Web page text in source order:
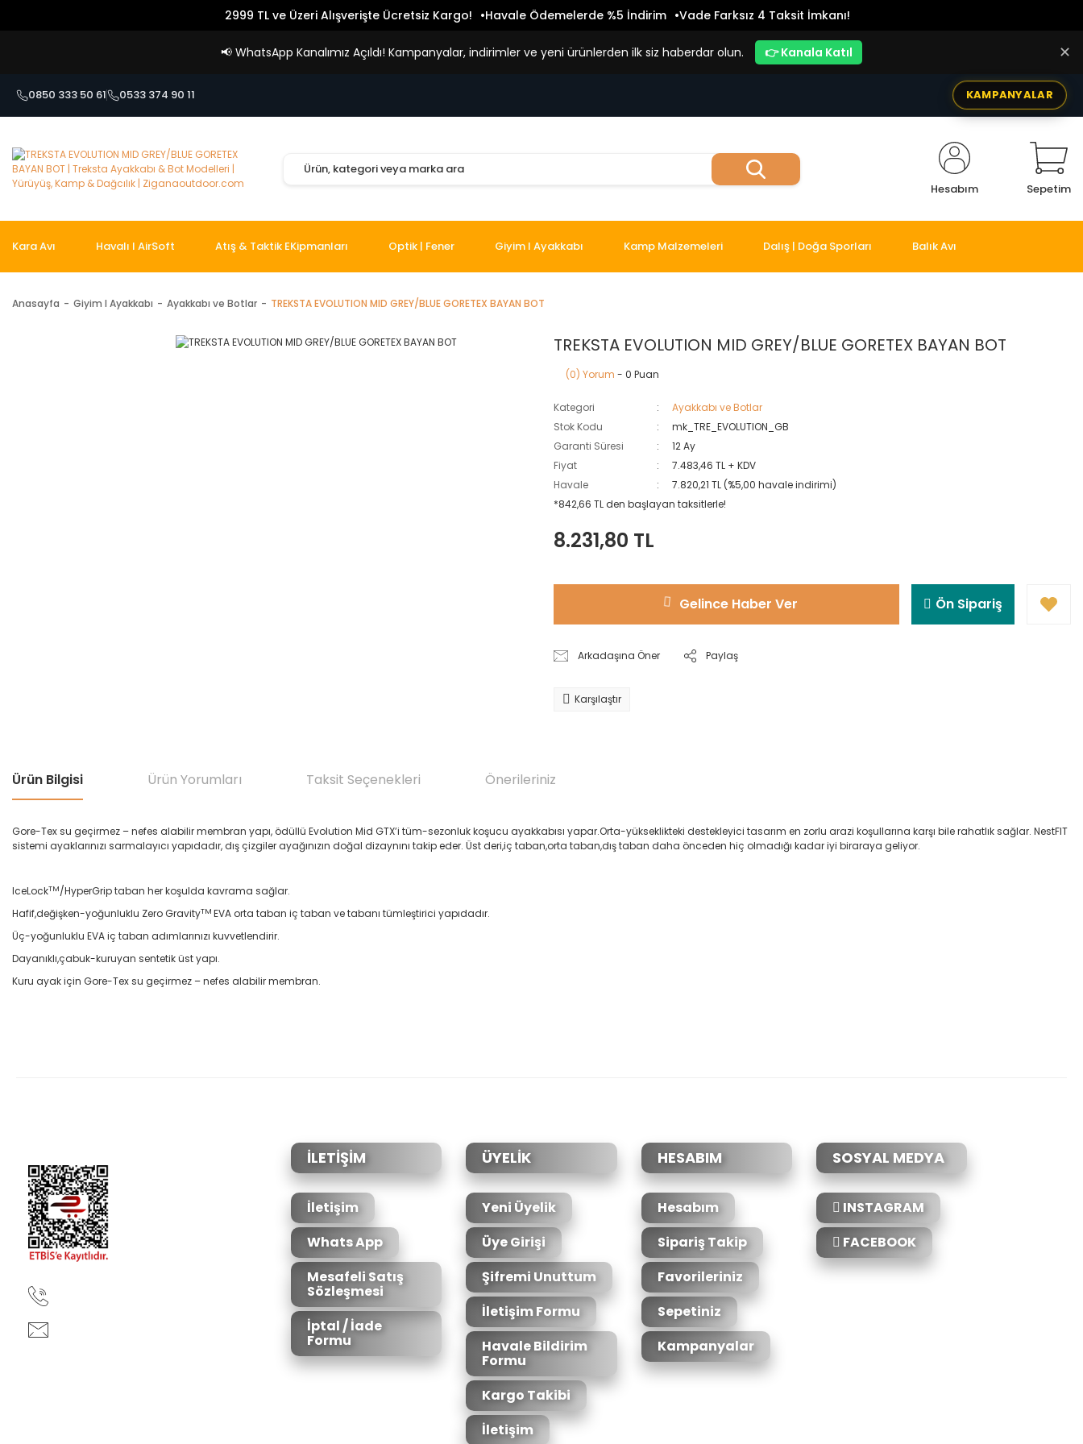
2999 TL ve Üzeri Alışverişte Ücretsiz Kargo! Havale Ödemelerde %5 İndirim Vade Farksız 4 Taksit İmkanı!
📢 WhatsApp Kanalımız Açıldı! Kampanyalar, indirimler ve yeni ürünlerden ilk siz haberdar olun. 👉 Kanala Katıl ✕
0850 333 50 61 0533 374 90 11 KAMPANYALAR
Hesabım Sepetim
Kara Avı Havalı I AirSoft Atış & Taktik EKipmanları Optik | Fener Giyim I Ayakkabı Kamp Malzemeleri Dalış | Doğa Sporları Balık Avı
Anasayfa Giyim I Ayakkabı Ayakkabı ve Botlar TREKSTA EVOLUTION MID GREY/BLUE GORETEX BAYAN BOT
TREKSTA EVOLUTION MID GREY/BLUE GORETEX BAYAN BOT
(0) Yorum - 0 Puan
Kategori
Ayakkabı ve Botlar
Stok Kodu
mk_TRE_EVOLUTION_GB
Garanti Süresi
12 Ay
Fiyat
7.483,46 TL + KDV
Havale
7.820,21 TL (%5,00 havale indirimi)
*842,66 TL den başlayan taksitlerle!
8.231,80 TL
Gelince Haber Ver Ön Sipariş
Arkadaşına Öner Paylaş
Karşılaştır
Ürün Bilgisi Ürün Yorumları Taksit Seçenekleri Önerileriniz
Gore-Tex su geçirmez – nefes alabilir membran yapı, ödüllü Evolution Mid GTX’i tüm-sezonluk koşucu ayakkabısı yapar.Orta-yükseklikteki destekleyici tasarım en zorlu arazi koşullarına karşı bile rahatlık sağlar. NestFIT
sistemi ayaklarınızı sarmalayıcı yapıdadır, dış çizgiler ayağınızın doğal dizaynını takip eder. Üst deri,iç taban,orta taban,dış taban daha önceden hiç olmadığı kadar iyi biraraya geliyor.
IceLockTM/HyperGrip taban her koşulda kavrama sağlar.
Hafif,değişken-yoğunluklu Zero GravityTM EVA orta taban iç taban ve tabanı tümleştirici yapıdadır.
Üç-yoğunluklu EVA iç taban adımlarınızı kuvvetlendirir.
Dayanıklı,çabuk-kuruyan sentetik üst yapı.
Kuru ayak için Gore-Tex su geçirmez – nefes alabilir membran.
Ürün fiyatı diğer sitelerden daha pahalı.
Bu ürüne benzer farklı alternatifler olmalı.
İLETİŞİM
İletişim
Whats App
Mesafeli Satış
Sözleşmesi
İptal / İade
Formu
ÜYELİK
Yeni Üyelik
Üye Girişi
Şifremi Unuttum
İletişim Formu
Havale Bildirim
Formu
Kargo Takibi
İletişim
HESABIM
Hesabım
Sipariş Takip
Favorileriniz
Sepetiniz
Kampanyalar
SOSYAL MEDYA
INSTAGRAM
FACEBOOK